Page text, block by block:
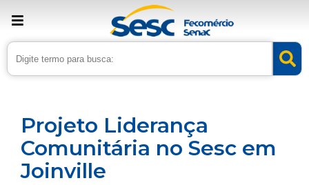
› Home › Noticias
Projeto Liderança
Comunitária no Sesc em
Joinville